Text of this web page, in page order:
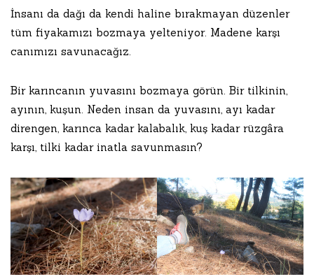
İnsanı da dağı da kendi haline bırakmayan düzenler
tüm fiyakamızı bozmaya yelteniyor. Madene karşı
canımızı savunacağız.
Bir karıncanın yuvasını bozmaya görün. Bir tilkinin,
ayının, kuşun. Neden insan da yuvasını, ayı kadar
direngen, karınca kadar kalabalık, kuş kadar rüzgâra
karşı, tilki kadar inatla savunmasın?